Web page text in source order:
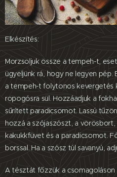
Elkészítés:
Morzsoljuk össze a tempeh-t,
ügyeljünk rá, hogy ne legyen pép.
a tempeh-t folytonos kevergetés
ropogósra sül. Hozzáadjuk a
sűrített paradicsomot. Lassú
hozzá a szójaszószt, a
kakukkfüvet és a paradicsomot.
borssal. Ha a szósz túl savanyú,
A tésztát főzzük a csomagoláson